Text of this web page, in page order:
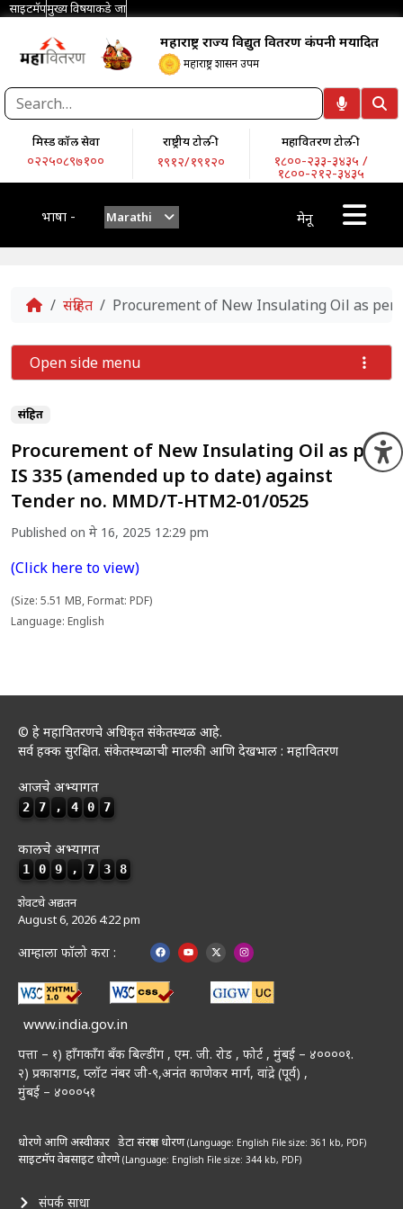
साइटमॅपमुख्य विषयाकडे जा
महाराष्ट्र राज्य विद्युत वितरण कंपनी मर्यादित
महाराष्ट्र शासन उपक्रम
मिस्ड कॉल सेवा
०२२५०८९७१००
राष्ट्रीय टोल-फ्री
१९१२/१९१२०
महावितरण टोल-फ्री
१८००-२३३-३४३५ /
१८००-२१२-३४३५
भाषा - Marathi मेनू
Home
संग्रहित Procurement of New Insulating Oil as per
संग्रहित
Procurement of New Insulating Oil as per
IS 335 (amended up to date) against
Tender no. MMD/T-HTM2-01/0525
Published on मे 16, 2025 12:29 pm
(Click here to view)
(Size: 5.51 MB, Format: PDF)
Language: English
Open side menu
© हे महावितरणचे अधिकृत संकेतस्थळ आहे.
सर्व हक्क सुरक्षित. संकेतस्थळाची मालकी आणि देखभाल : महावितरण
आजचे अभ्यागत
2 7 , 4 0 7
कालचे अभ्यागत
1 0 9 , 7 3 8
शेवटचे अद्यतन
August 6, 2026 4:22 pm
आम्हाला फॉलो करा :
www.india.gov.in
पत्ता – १) हॉंगकॉंग बँक बिल्डींग , एम. जी. रोड , फोर्ट , मुंबई – ४००००१.
२) प्रकाशगड, प्लॉट नंबर जी-९,अनंत काणेकर मार्ग, वांद्रे (पूर्व) ,
मुंबई – ४०००५१
धोरणे आणि अस्वीकार डेटा संरक्षण धोरण(Language: English File size: 361 kb, PDF)
साइटमॅपवेबसाइट धोरणे(Language: English File size: 344 kb, PDF)
संपर्क साधा